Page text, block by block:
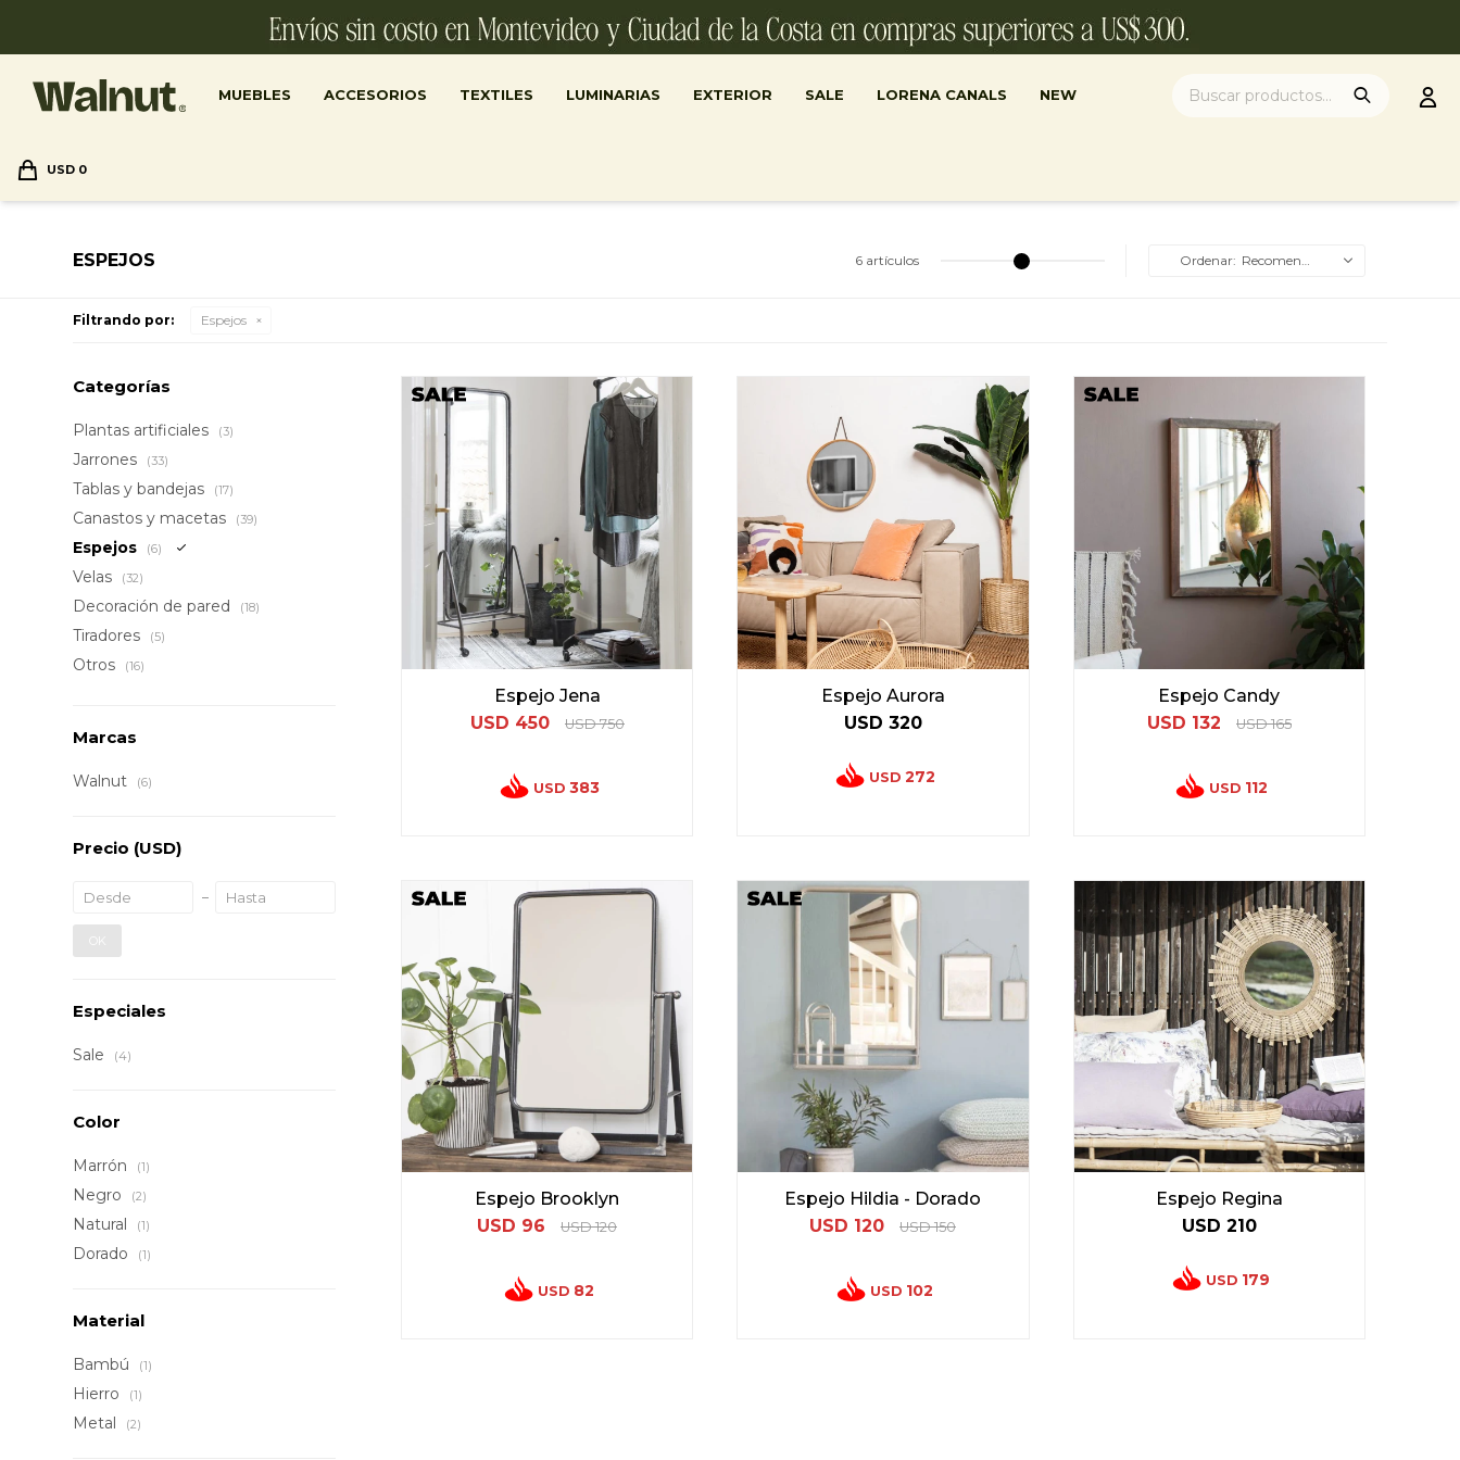
MUEBLES ACCESORIOS TEXTILES LUMINARIAS EXTERIOR SALE LORENA CANALS NEW
USD 0
ESPEJOS 6 artículos Recomendados
Filtrando por: Espejos
Espejo Jena
USD 450 USD 750
USD 383
Espejo Aurora
USD 320
USD 272
Espejo Candy
USD 132 USD 165
USD 112
Espejo Brooklyn
USD 96 USD 120
USD 82
Espejo Hildia - Dorado
USD 120 USD 150
USD 102
Espejo Regina
USD 210
USD 179
Categorías
Plantas artificiales (3)
Jarrones (33)
Tablas y bandejas (17)
Canastos y macetas (39)
Espejos (6)
Velas (32)
Decoración de pared (18)
Tiradores (5)
Otros (16)
Marcas
Walnut (6)
Precio (USD)
OK
Especiales
Sale (4)
Color
Marrón (1)
Negro (2)
Natural (1)
Dorado (1)
Material
Bambú (1)
Hierro (1)
Metal (2)